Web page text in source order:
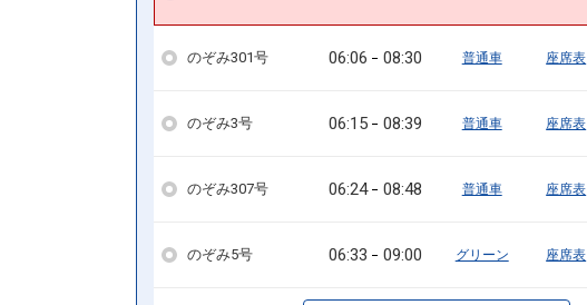
のぞみ301号 06:06 08:30 普通車 座席表
のぞみ3号 06:15 08:39 普通車 座席表
のぞみ307号 06:24 08:48 普通車 座席表
のぞみ5号 06:33 09:00 グリーン 座席表